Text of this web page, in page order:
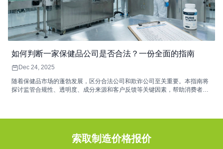
如何判断一家保健品公司是否合法？一份全面的指南
Dec 24, 2025
随着保健品市场的蓬勃发展，区分合法公司和欺诈公司至关重要。本指南将
探讨监管合规性、透明度、成分来源和客户反馈等关键因素，帮助消费者做
索取制造价格报价